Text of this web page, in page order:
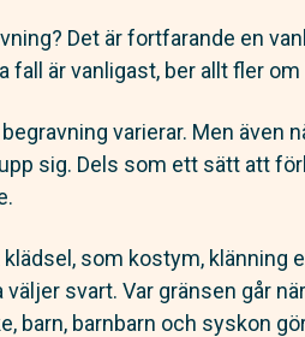
Det är fortfarande en
fall är vanligast, ber allt fler
varierar. Men även
sig. Dels som ett sätt att
som kostym, klänning
svart. Var gränsen går
barn, barnbarn och syskon